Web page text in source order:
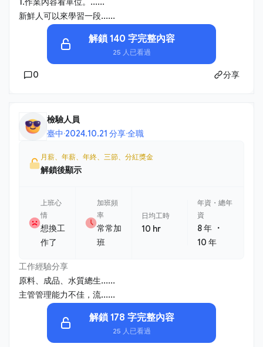
新鮮人可以來學習一段......
解鎖 140 字完整內容
25 人已看過
0 分享
檢驗人員
臺中·2024.10.21 分享·全職
月薪、年薪、年終、三節、分紅獎金
解鎖後顯示
上班心
情
想換工
作了
加班頻
率
常常加
班
日均工時
10 hr
年資・總年
資
8 年 ・
10 年
工作經驗分享
原料、成品、水質總生......
主管管理能力不佳，流......
解鎖 178 字完整內容
25 人已看過